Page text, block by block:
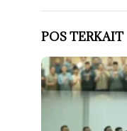
POS TERKAIT